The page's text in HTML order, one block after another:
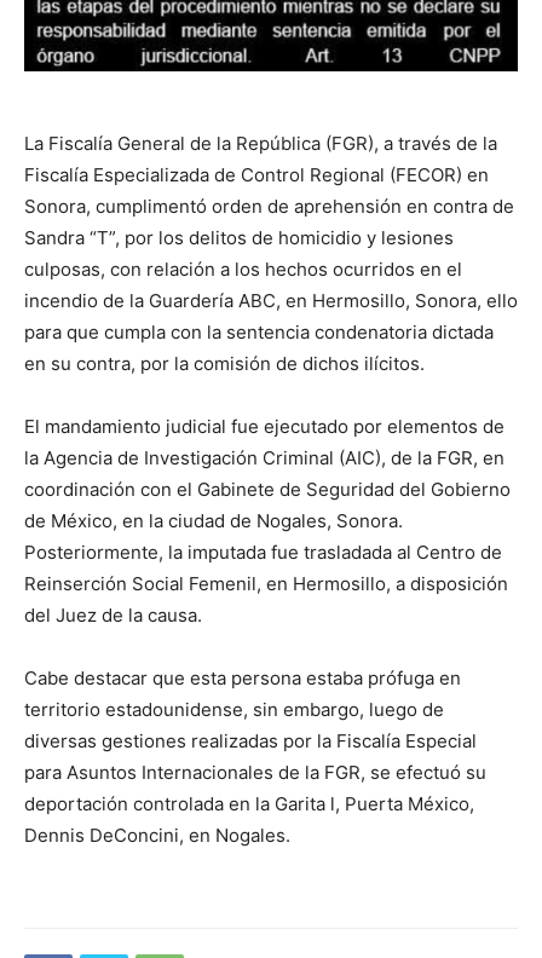
La Fiscalía General de la República (FGR), a través de la
Fiscalía Especializada de Control Regional (FECOR) en
Sonora, cumplimentó orden de aprehensión en contra de
Sandra “T”, por los delitos de homicidio y lesiones
culposas, con relación a los hechos ocurridos en el
incendio de la Guardería ABC, en Hermosillo, Sonora, ello
para que cumpla con la sentencia condenatoria dictada
en su contra, por la comisión de dichos ilícitos.
El mandamiento judicial fue ejecutado por elementos de
la Agencia de Investigación Criminal (AIC), de la FGR, en
coordinación con el Gabinete de Seguridad del Gobierno
de México, en la ciudad de Nogales, Sonora.
Posteriormente, la imputada fue trasladada al Centro de
Reinserción Social Femenil, en Hermosillo, a disposición
del Juez de la causa.
Cabe destacar que esta persona estaba prófuga en
territorio estadounidense, sin embargo, luego de
diversas gestiones realizadas por la Fiscalía Especial
para Asuntos Internacionales de la FGR, se efectuó su
deportación controlada en la Garita l, Puerta México,
Dennis DeConcini, en Nogales.